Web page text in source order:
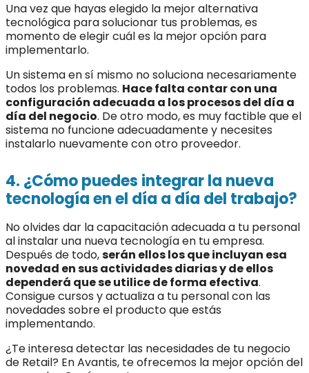
Una vez que hayas elegido la mejor alternativa
tecnológica para solucionar tus problemas, es
momento de elegir cuál es la mejor opción para
implementarlo.
Un sistema en sí mismo no soluciona necesariamente
todos los problemas. Hace falta contar con una
configuración adecuada a los procesos del día a
día del negocio. De otro modo, es muy factible que el
sistema no funcione adecuadamente y necesites
instalarlo nuevamente con otro proveedor.
4. ¿Cómo puedes integrar la nueva
tecnología en el día a día del trabajo?
No olvides dar la capacitación adecuada a tu personal
al instalar una nueva tecnología en tu empresa.
Después de todo,serán ellos los que incluyan esa
novedad en sus actividades diarias y de ellos
dependerá que se utilice de forma efectiva.
Consigue cursos y actualiza a tu personal con las
novedades sobre el producto que estás
implementando.
¿Te interesa detectar las necesidades de tu negocio
de Retail? En Avantis, te ofrecemos la mejor opción del